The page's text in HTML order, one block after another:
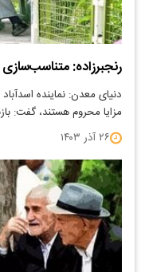
رنجبرزاده:
دنیای معدن: نماینده
مزایا محروم هستند، گفت:
۲۶ آذر ۱۴۰۳